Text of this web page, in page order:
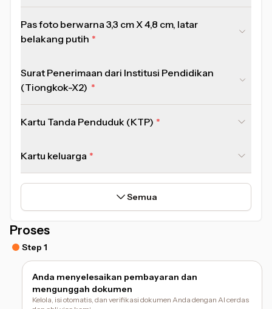
Pas foto berwarna 3,3 cm X 4,8 cm, latar
belakang putih
Surat Penerimaan dari Institusi Pendidikan
(Tiongkok-X2)
Kartu Tanda Penduduk (KTP)
Kartu keluarga
Semua
Proses
Step 1
Anda menyelesaikan pembayaran dan
mengunggah dokumen
Kelola, isi otomatis, dan verifikasi dokumen Anda dengan AI cerdas